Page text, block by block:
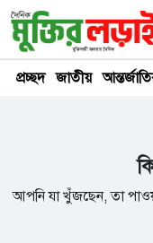
প্রচ্ছদ জাতীয়
আপনি যা খুঁজছেন, তা